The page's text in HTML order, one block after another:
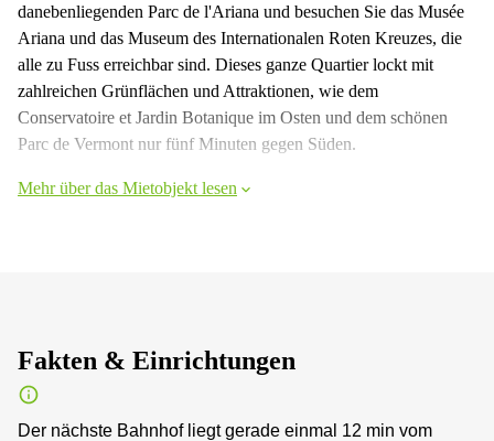
danebenliegenden Parc de l'Ariana und besuchen Sie das Musée
Ariana und das Museum des Internationalen Roten Kreuzes, die
alle zu Fuss erreichbar sind. Dieses ganze Quartier lockt mit
zahlreichen Grünflächen und Attraktionen, wie dem
Conservatoire et Jardin Botanique im Osten und dem schönen
Parc de Vermont nur fünf Minuten gegen Süden.
Mehr über das Mietobjekt lesen
Fakten & Einrichtungen
Der nächste Bahnhof liegt gerade einmal 12 min vom